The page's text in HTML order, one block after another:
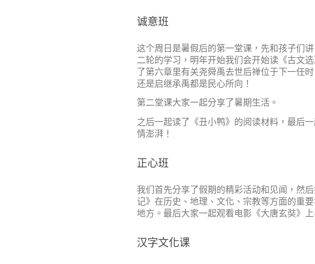
诚意班
这个周日是暑假后的第一堂课，先和孩子们
二轮的学习，明年开始我们会开始读《古文
了第六章里有关尧舜禹去世后禅位于下一任
还是启继承禹都是民心所向！
第二堂课大家一起分享了暑期生活。
之后一起读了《丑小鸭》的阅读材料，最后
情澎湃！
正心班
我们首先分享了假期的精彩活动和见闻，然
记》在历史、地理、文化、宗教等方面的重
地方。最后大家一起观看电影《大唐玄奘》上
汉字文化课